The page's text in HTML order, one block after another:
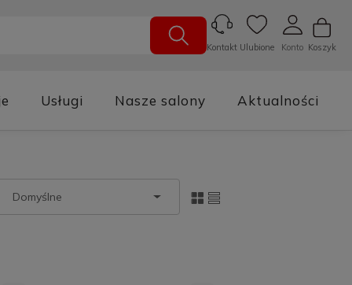
Koszyk
Konto
Ulubione
Kontakt
Usługi Nasze salony Aktualności